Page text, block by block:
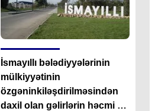
İsmayıllı bələdiyyələrinin
mülkiyyətinin
özgəninkiləşdirilməsindən
daxil olan gəlirlərin həcmi